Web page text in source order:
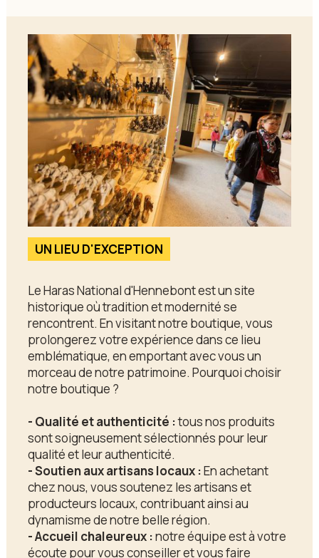
UN LIEU D'EXCEPTION
Le Haras National d'Hennebont est un site
historique où tradition et modernité se
rencontrent. En visitant notre boutique, vous
prolongerez votre expérience dans ce lieu
emblématique, en emportant avec vous un
morceau de notre patrimoine. Pourquoi choisir
notre boutique ?
- Qualité et authenticité :tous nos produits
sont soigneusement sélectionnés pour leur
qualité et leur authenticité.
- Soutien aux artisans locaux :En achetant
chez nous, vous soutenez les artisans et
producteurs locaux, contribuant ainsi au
dynamisme de notre belle région.
- Accueil chaleureux :notre équipe est à votre
écoute pour vous conseiller et vous faire